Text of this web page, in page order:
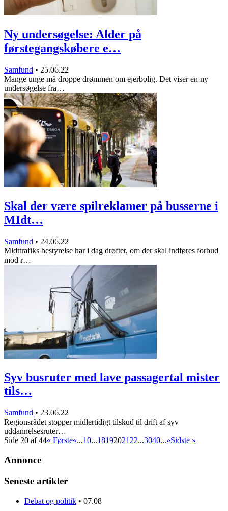
Ny undersøgelse: Alder på
førstegangskøbere e…
Samfund • 25.06.22
Mange unge må droppe drømmen om ejerbolig. Det viser en ny
undersøgelse fra…
Skal der være spilreklamer på busserne i
MIdt…
Samfund • 24.06.22
Midttrafiks bestyrelse har i dag drøftet, om der skal indføres forbud
mod r…
Syv busruter med lave passagertal mister
tils…
Samfund • 23.06.22
Regionsrådet stopper midlertidigt tilskud til drift af syv
uddannelsesruter…
Side 20 af 44« Første«...10...18192021 22...3040...»Sidste »
Annonce
Seneste artikler
Debat og politik • 07.08